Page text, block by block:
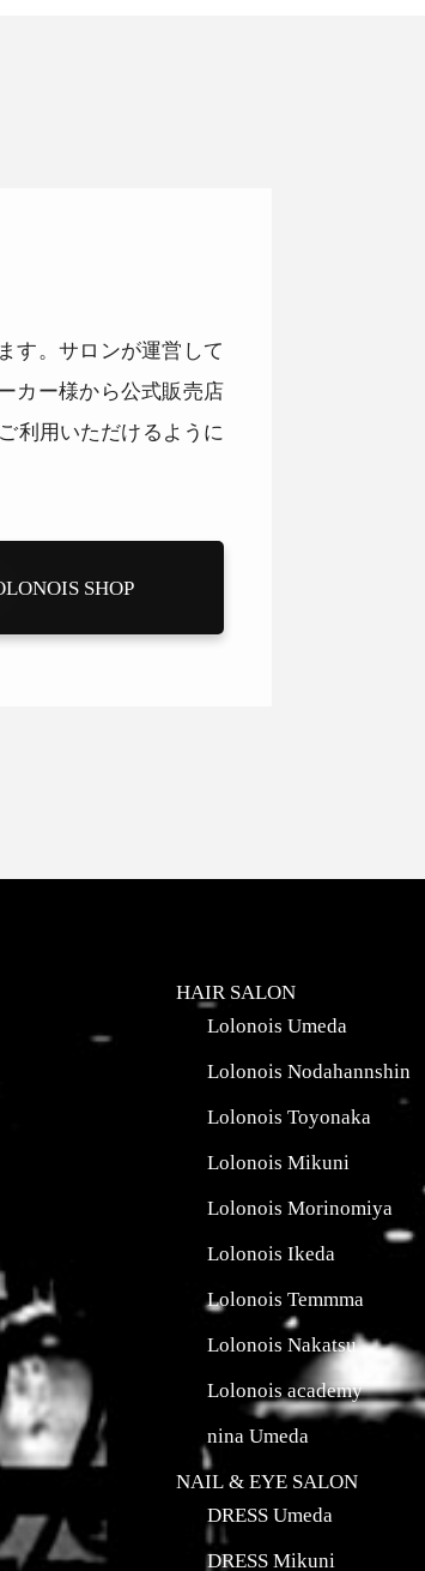
す。サロンが運営して
カー様から公式販売店
利用いただけるように
SHOP
HAIR SALON
Lolonois Umeda
Lolonois Nodahannshin
Lolonois Toyonaka
Lolonois Mikuni
Lolonois Morinomiya
Lolonois Ikeda
Lolonois Temmma
Lolonois Nakatsu
Lolonois academy
nina Umeda
NAIL & EYE SALON
DRESS Umeda
DRESS Mikuni